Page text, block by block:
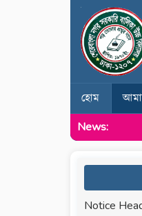
হোম
News:
Notice Head